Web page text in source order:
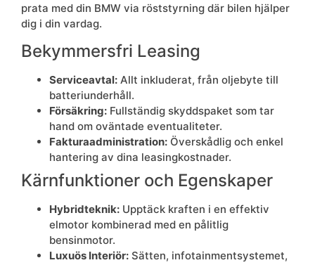
prata med din BMW via röststyrning där bilen hjälper
dig i din vardag.
Bekymmersfri Leasing
Serviceavtal: Allt inkluderat, från oljebyte till
batteriunderhåll.
Försäkring: Fullständig skyddspaket som tar
hand om oväntade eventualiteter.
Fakturaadministration: Överskådlig och enkel
hantering av dina leasingkostnader.
Kärnfunktioner och Egenskaper
Hybridteknik: Upptäck kraften i en effektiv
elmotor kombinerad med en pålitlig
bensinmotor.
Luxuös Interiör: Sätten, infotainmentsystemet,